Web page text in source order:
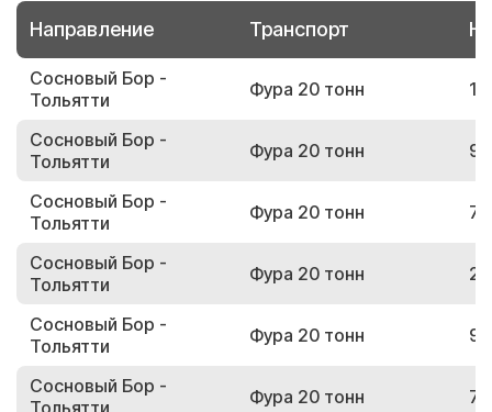
Направление Транспорт
Сосновый Бор -
Тольятти
Фура 20 тонн
Сосновый Бор -
Тольятти
Фура 20 тонн
Сосновый Бор -
Тольятти
Фура 20 тонн
Сосновый Бор -
Тольятти
Фура 20 тонн
Сосновый Бор -
Тольятти
Фура 20 тонн
Сосновый Бор -
Тольятти
Фура 20 тонн